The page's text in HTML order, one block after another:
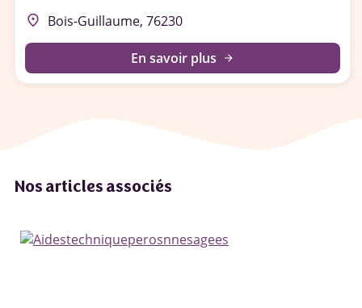
place Bois-Guillaume, 76230
En savoir plus arrow_forward
Nos articles associés